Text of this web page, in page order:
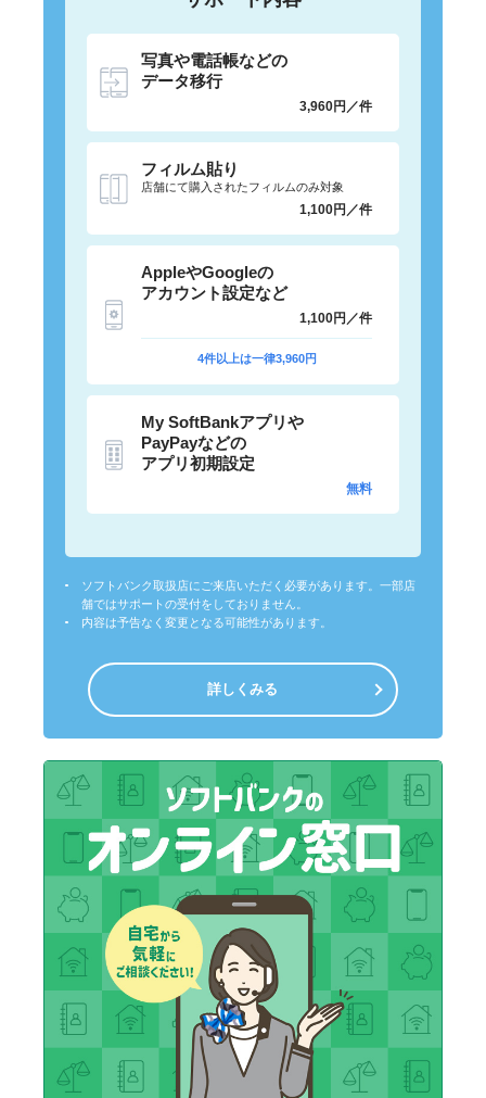
写真や電話帳などの
データ移行
3,960円／件
フィルム貼り
店舗にて購入されたフィルムのみ対象
1,100円／件
AppleやGoogleの
アカウント設定など
1,100円／件
4件以上は一律3,960円
My SoftBankアプリや
PayPayなどの
アプリ初期設定
無料
ソフトバンク取扱店にご来店いただく必要があります。一部店
舗ではサポートの受付をしておりません。
内容は予告なく変更となる可能性があります。
詳しくみる